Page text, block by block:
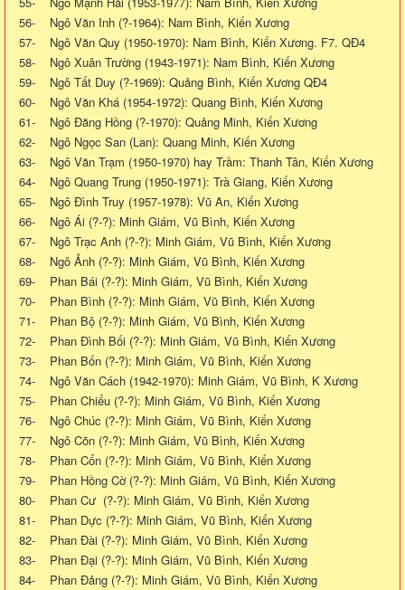
56- Ngô Văn Inh (?-1964): Nam Bình, Kiến Xương
57- Ngô Văn Quy (1950-1970): Nam Bình, Kiến Xương. F7. QĐ4
58- Ngô Xuân Trường (1943-1971): Nam Bình, Kiến Xương
59- Ngô Tất Duy (?-1969): Quảng Bình, Kiến Xương QĐ4
60- Ngô Văn Khá (1954-1972): Quang Bình, Kiến Xương
61- Ngô Đăng Hồng (?-1970): Quảng Minh, Kiến Xương
62- Ngô Ngọc San (Lan): Quang Minh, Kiến Xương
63- Ngô Văn Trạm (1950-1970) hay Trầm: Thanh Tân, Kiến Xương
64- Ngô Quang Trung (1950-1971): Trà Giang, Kiến Xương
65- Ngô Đình Truy (1957-1978): Vũ An, Kiến Xương
66- Ngô Ái (?-?): Minh Giám, Vũ Bình, Kiến Xương
67- Ngô Trạc Anh (?-?): Minh Giám, Vũ Bình, Kiến Xương
68- Ngô Ảnh (?-?): Minh Giám, Vũ Bình, Kiến Xương
69- Phan Bái (?-?): Minh Giám, Vũ Bình, Kiến Xương
70- Phan Bình (?-?): Minh Giám, Vũ Bình, Kiến Xương
71- Phan Bộ (?-?): Minh Giám, Vũ Bình, Kiến Xương
72- Phan Đình Bối (?-?): Minh Giám, Vũ Bình, Kiến Xương
73- Phan Bốn (?-?): Minh Giám, Vũ Bình, Kiến Xương
74- Ngô Văn Cách (1942-1970): Minh Giám, Vũ Bình, K Xương
75- Phan Chiểu (?-?): Minh Giám, Vũ Bình, Kiến Xương
76- Ngô Chúc (?-?): Minh Giám, Vũ Bình, Kiến Xương
77- Ngô Cõn (?-?): Minh Giám, Vũ Bình, Kiến Xương
78- Phan Cổn (?-?): Minh Giám, Vũ Bình, Kiến Xương
79- Phan Hồng Cờ (?-?): Minh Giám, Vũ Bình, Kiến Xương
80- Phan Cư (?-?): Minh Giám, Vũ Bình, Kiến Xương
81- Phan Dực (?-?): Minh Giám, Vũ Bình, Kiến Xương
82- Phan Đài (?-?): Minh Giám, Vũ Bình, Kiến Xương
83- Phan Đại (?-?): Minh Giám, Vũ Bình, Kiến Xương
84- Phan Đảng (?-?): Minh Giám, Vũ Bình, Kiến Xương